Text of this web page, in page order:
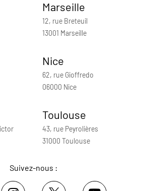
Marseille
12, rue Breteuil
13001 Marseille
Nice
62, rue Gioffredo
06000 Nice
Toulouse
43, rue Peyrolières
31000 Toulouse
Suivez-nous :